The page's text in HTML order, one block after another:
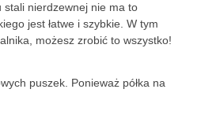
nierdzewnej nie ma to
jest łatwe i szybkie. W tym
możesz zrobić to wszystko!
puszek. Ponieważ półka na